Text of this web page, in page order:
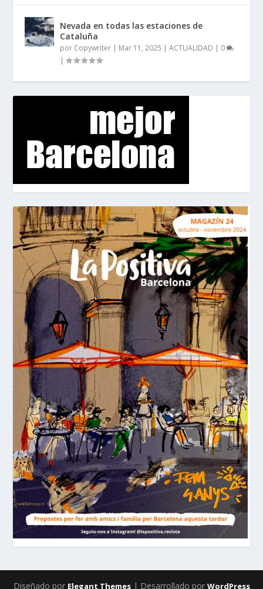
Nevada en todas las estaciones de
Cataluña
por Copywriter | Mar 11, 2025 |ACTUALIDAD | 0
|
Diseñado por Elegant Themes| Desarrollado por WordPress